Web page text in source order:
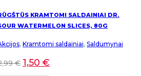
KRAMTOMI SALDAINIAI DR.
WATERMELON SLICES, 80G
, Kramtomi saldainiai, Saldumynai
€ 1,50 €